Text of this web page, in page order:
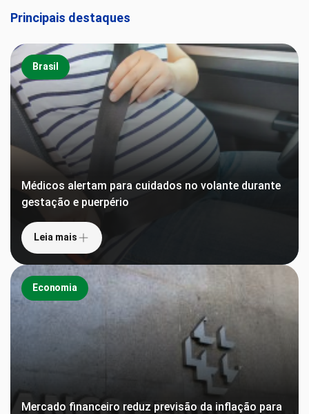
Principais destaques
Brasil
Médicos alertam para cuidados no volante durante
gestação e puerpério
Leia mais
Economia
Mercado financeiro reduz previsão da inflação para